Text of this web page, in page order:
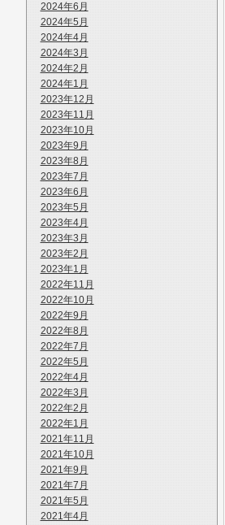
2024年6月
2024年5月
2024年4月
2024年3月
2024年2月
2024年1月
2023年12月
2023年11月
2023年10月
2023年9月
2023年8月
2023年7月
2023年6月
2023年5月
2023年4月
2023年3月
2023年2月
2023年1月
2022年11月
2022年10月
2022年9月
2022年8月
2022年7月
2022年5月
2022年4月
2022年3月
2022年2月
2022年1月
2021年11月
2021年10月
2021年9月
2021年7月
2021年5月
2021年4月